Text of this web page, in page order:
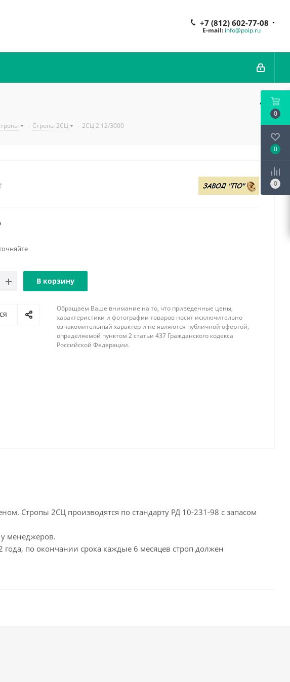
+7 (812) 602-77-08
E-mail: info@poip.ru
- Стропы 2СЦ - 2СЦ 2.12/3000
В корзину
Обращаем Ваше внимание на то, что приведенные цены,
характеристики и фотографии товаров носят исключительно
ознакомительный характер и не являются публичной офертой,
определяемой пунктом 2 статьи 437 Гражданского кодекса
Российской Федерации.
Стропы 2СЦ производятся по стандарту РД 10-231-98 с запасом
менеджеров.
года, по окончании срока каждые 6 месяцев строп должен
0
0
0